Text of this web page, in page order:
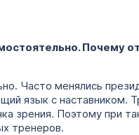
Почему
Часто менялись
язык с наставником.
зрения. Поэтому при
тренеров.